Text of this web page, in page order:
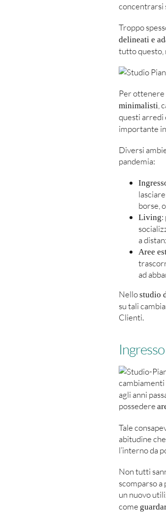
concentrarsi
Troppo
delineati e
tutto questo,
Per ottenere
minimalisti ,
questi arredi
importante
Diversi
pandemia:
borse,
Living:
a
Aree
ad
Nellostudio
su tali
Clienti.
agli anni
possedere
Tale
abitudine
l’interno da
Non tutti
scomparso a
un nuovo
come